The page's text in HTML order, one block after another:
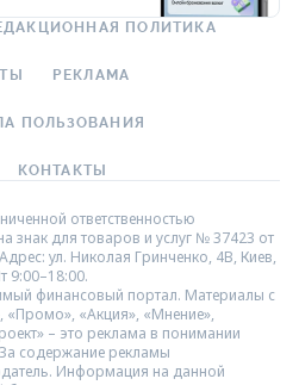
ПОЛИТИКА
РЕКЛАМА
ПОЛЬЗОВАНИЯ
КОНТАКТЫ
ответственностью
знак для товаров и услуг № 37423 от
ул. Николая Гринченко, 4В, Киев,
9:00–18:00.
финансовый портал. Материалы с
«Промо», «Акция», «Мнение»,
– это реклама в понимании
содержание рекламы
Информация на данной